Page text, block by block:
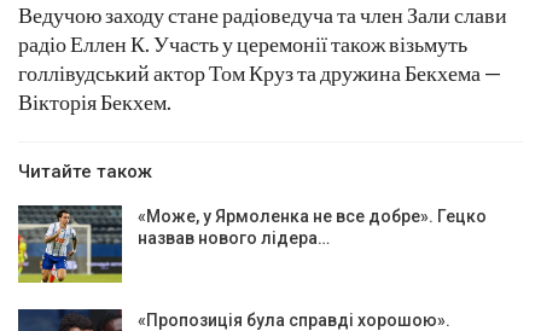
Ведучою заходу стане радіоведуча та член Зали слави
радіо Еллен К. Участь у церемонії також візьмуть
голлівудський актор Том Круз та дружина Бекхема —
Вікторія Бекхем.
Читайте також
«Може, у Ярмоленка не все добре». Гецко
назвав нового лідера…
«Пропозиція була справді хорошою».